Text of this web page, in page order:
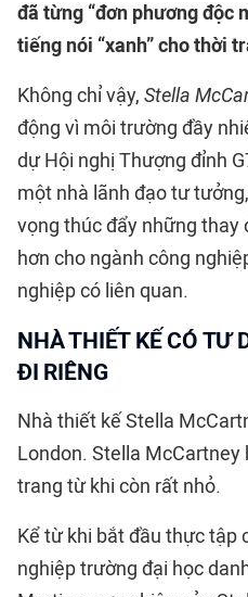
đã từng “đơn phương độc
tiếng nói “xanh” cho thời
Không chỉ vậy, Stella
động vì môi trường đầy
dự Hội nghị Thượng đỉnh
một nhà lãnh đạo tư
vọng thúc đẩy những thay
hơn cho ngành công
nghiệp có liên quan.
NHÀ THIẾT KẾ CÓ TƯ
ĐI RIÊNG
Nhà thiết kế Stella
London. Stella
trang từ khi còn rất nhỏ.
Kể từ khi bắt đầu thực tập
nghiệp trường đại học